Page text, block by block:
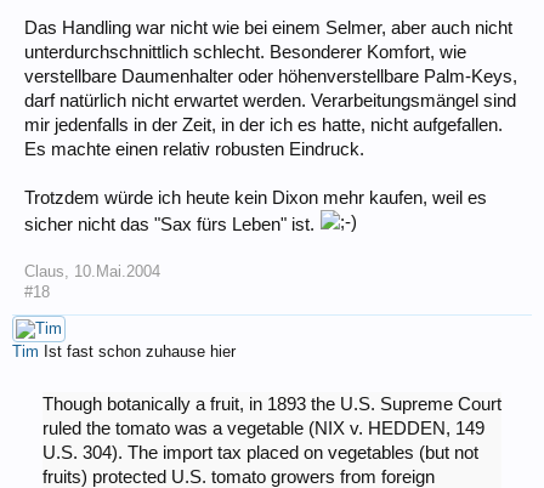
Das Handling war nicht wie bei einem Selmer, aber auch nicht
unterdurchschnittlich schlecht. Besonderer Komfort, wie
verstellbare Daumenhalter oder höhenverstellbare Palm-Keys,
darf natürlich nicht erwartet werden. Verarbeitungsmängel sind
mir jedenfalls in der Zeit, in der ich es hatte, nicht aufgefallen.
Es machte einen relativ robusten Eindruck.
Trotzdem würde ich heute kein Dixon mehr kaufen, weil es
sicher nicht das "Sax fürs Leben" ist.
Claus
10.Mai.2004
#18
Tim Ist fast schon zuhause hier
Though botanically a fruit, in 1893 the U.S. Supreme Court
ruled the tomato was a vegetable (NIX v. HEDDEN, 149
U.S. 304). The import tax placed on vegetables (but not
fruits) protected U.S. tomato growers from foreign